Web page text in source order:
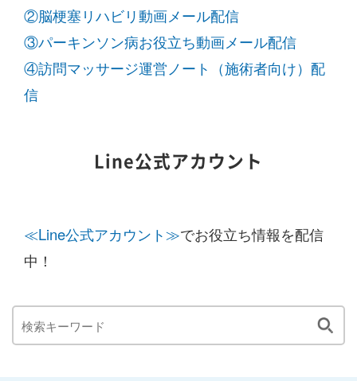
②脳梗塞リハビリ動画メール配信
③パーキンソン病お役立ち動画メール配信
④訪問マッサージ運営ノート（施術者向け）配
信
Line公式アカウント
≪Line公式アカウント≫でお役立ち情報を配信
中！